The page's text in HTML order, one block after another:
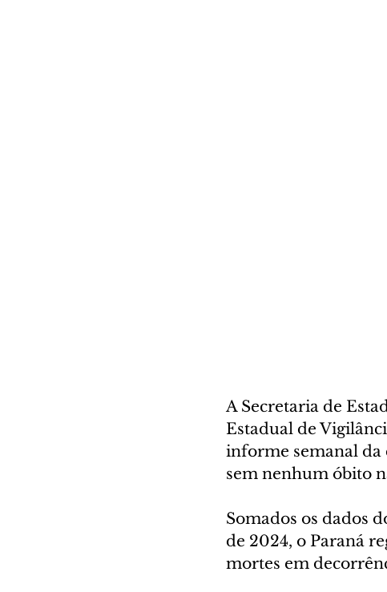
A Secretaria de
Estadual de
informe semanal da
sem nenhum óbito
Somados os dados
de 2024, o Paraná
mortes em